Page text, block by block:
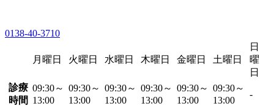
0138-40-3710
月曜日 火曜日 水曜日 木曜日 金曜日 土曜日
日
曜
日
診療
時間
09:30～
13:00
09:30～
13:00
09:30～
13:00
09:30～
13:00
09:30～
13:00
09:30～
13:00
-